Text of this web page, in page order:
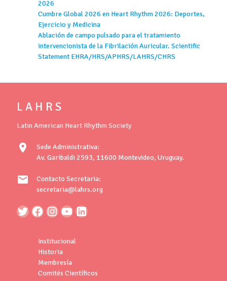
2026
Cumbre Global 2026 en Heart Rhythm 2026: Deportes,
Ejercicio y Medicina
Ablación de campo pulsado para el tratamiento
intervencionista de la Fibrilación Auricular. Scientific
Statement EHRA/HRS/APHRS/LAHRS/CHRS
L A H R S
Latin American Heart Rhythm Society
location_on
Sede Administrativa:
Av. Garibaldi 2593, 11600 Montevideo, Uruguay.
mail
Contacto Secretaria:
secretaria@lahrs.org
Institucional
Historia
Membresía
Comités Científicos